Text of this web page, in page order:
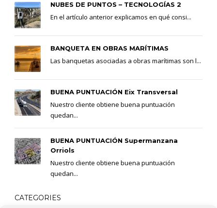
NUBES DE PUNTOS – TECNOLOGÍAS 2
En el artículo anterior explicamos en qué consi...
BANQUETA EN OBRAS MARÍTIMAS
Las banquetas asociadas a obras marítimas son l...
BUENA PUNTUACIÓN Eix Transversal
Nuestro cliente obtiene buena puntuación
quedan...
BUENA PUNTUACIÓN Supermanzana
Orriols
Nuestro cliente obtiene buena puntuación
quedan...
CATEGORIES